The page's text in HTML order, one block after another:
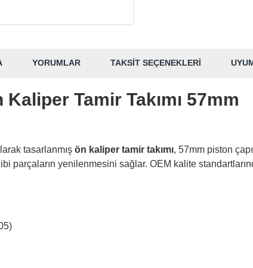
YORUMLAR TAKSIT SEÇENEKLERI
Tamir Takımı 57mm
tasarlanmış ön kaliper tamir takımı, 57mm piston
parçaların yenilenmesini sağlar. OEM kalite